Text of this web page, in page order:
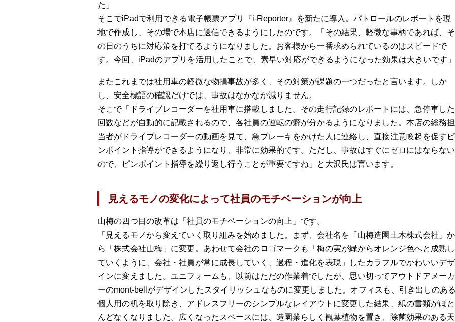
た」
そこでiPadで利用できる電子帳票アプリ『i-Reporter』を新たに導入。パトロールのレポートを現
地で作成し、その場で本店に送信できるようにしたのです。「その結果、軽微な事柄であれば、そ
の日のうちに対応策を打てるようになりました。お客様から一番求められているのはスピードで
す。今回、iPadのアプリを活用したことで、素早い対応ができるようになった効果は大きいです」
またこれまでは社用車の軽微な物損事故が多く、その対策が課題の一つだったと言います。しか
し、安全標語の確認だけでは、事故はなかなか減りません。
そこで「ドライブレコーダーを社用車に搭載しました。その走行記録のレポートには、急停車した
回数などが自動的に記載されるので、各社員の運転の癖が分かるようになりました。本店の総務担
当者がドライブレコーダーの動画を見て、急ブレーキをかけた人に連絡し、直接注意喚起を促すピ
ンポイント指導ができるようになり、非常に効果的です。ただし、事故はすぐにゼロにはならない
ので、ピンポイント指導を繰り返し行うことが重要ですね」と大沢氏は言います。
見えるモノの変化によって社員のモチベーションが向上
山梅の四つ目の改革は「社員のモチベーションの向上」です。
「見えるモノから変えていく取り組みを始めました。まず、会社名を「山梅造園土木株式会社」か
ら「株式会社山梅」に変更。あわせて会社のロゴマークも「梅の実が緑からオレンジ色へと成熟し
ていくように、会社・社員が常に成長していく、過程・進化を表現」したカラフルでかわいいデザ
インに変えました。ユニフォームも、以前はただの作業着でしたが、思い切ってアウトドアメーカ
ーのmont-bellがデザインしたスタイリッシュなものに変更しました。オフィスも、引き出しのある
個人用の机を取り除き、アドレスフリーのシンプルなレイアウトに変更した結果、紙の書類がほと
んどなくなりました。広くなったスペースには、造園業らしく観葉植物を置き、除菌効果のある天